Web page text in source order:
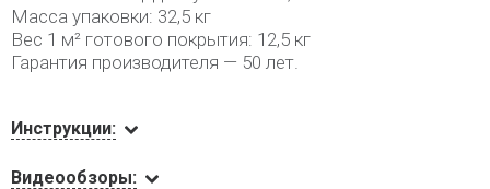
Масса упаковки: 32,5 кг
Вес 1 м² готового покрытия: 12,5 кг
Гарантия производителя — 50 лет.
Инструкции:
Видеообзоры: